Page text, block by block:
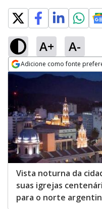
A+ A-
Adicione como fonte
Opens in new window
Vista noturna da
suas igrejas
para o norte